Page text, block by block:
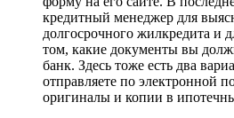
кредитный менеджер для
долгосрочного жилкредита и
том, какие документы вы
банк. Здесь тоже есть два
отправляете по электронной
оригиналы и копии в